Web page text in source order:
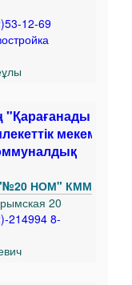
12-69
"Қарағанады
НОМ" КММ
20
214994 8-